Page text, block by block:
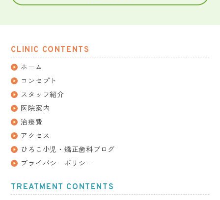
CLINIC CONTENTS
ホーム
コンセプト
スタッフ紹介
医院案内
治療費
アクセス
ひろこ小児・矯正歯科ブログ
プライバシーポリシー
TREATMENT CONTENTS